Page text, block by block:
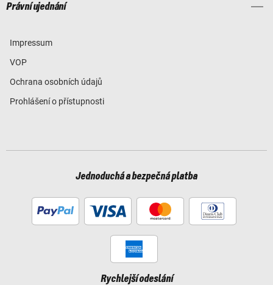
Právní ujednání
Impressum
VOP
Ochrana osobních údajů
Prohlášení o přístupnosti
Jednoduchá a bezpečná platba
Rychlejší odeslání